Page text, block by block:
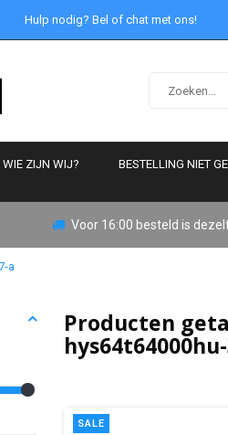
Hulp nodig? Bel of chat met ons!
WIE ZIJN WIJ? BESTELLING NIET
Voor 16:00 besteld is
a
Producten
SALE